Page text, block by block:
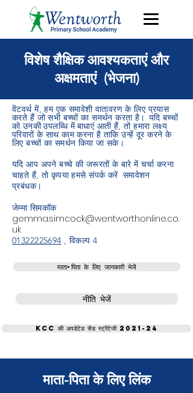
विशेष शैक्षिक आवश्यकताएं और
अक्षमताएं (भेजना)
वेंटवर्थ में, हम एक समावेशी वातावरण के लिए प्रयास
करते हैं जो सभी बच्चों का समर्थन करता है। यदि बच्चों
को उनकीउपलब्धि मेंबाधाएं आती हैं, तो हमारा लक्ष्य
परिवारों के साथ काम करना है ताकि उन्हें दूर करने के
लिए बच्चों का समर्थन किया जा सके।
यदि आप अपने बच्चे की जरूरतों के बारे में चर्चा करना
चाहते हैं, तो कृपया हमसे संपर्क करें समावेशन
प्रबंधक।
जेम्मा सिमकॉक
gemma.simcock@wentworthonline.co.
uk
01322225694 , विकल्प 4
माता-पिता के लिए जानकारी भेजें
नीति भेजें
KCC की अपडेटेड सेंड स्ट्रैटेजी 2021-24
माता-पिता के लिए लिंक